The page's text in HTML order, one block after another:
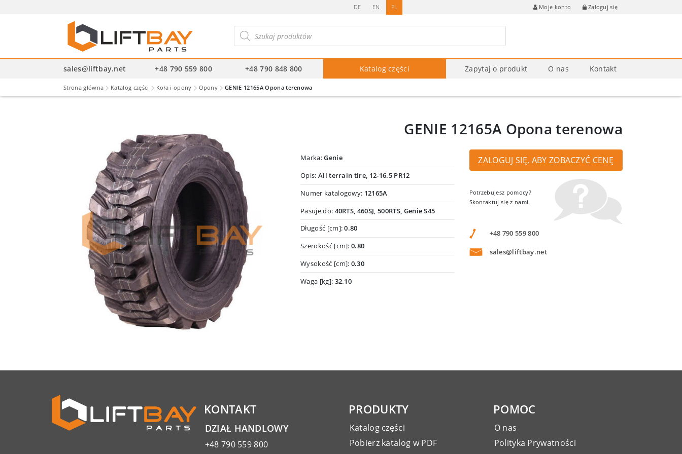
DE EN PL Moje konto Zaloguj się
produktów
sales@liftbay.net +48 790 559 800 +48 790 848 800 Katalog części Zapytaj o produkt O nas Kontakt
Strona główna Katalog części Koła i opony Opony GENIE 12165A Opona terenowa
GENIE 12165A Opona terenowa
Marka:Genie
Opis: All terrain tire, 12-16.5 PR12
Numer katalogowy: 12165A
Pasuje do: 40RTS, 460SJ, 500RTS, Genie S45
Długość [cm]:0.80
Szerokość [cm]:0.80
Wysokość [cm]: 0.30
Waga [kg]: 32.10
ZALOGUJ SIĘ, ABY ZOBACZYĆ CENĘ
Potrzebujesz pomocy?
Skontaktuj się z nami.
+48 790 559 800
sales@liftbay.net
KONTAKT
DZIAŁ HANDLOWY
+48 790 559 800
PRODUKTY
Katalog części
Pobierz katalog w PDF
POMOC
O nas
Polityka Prywatności